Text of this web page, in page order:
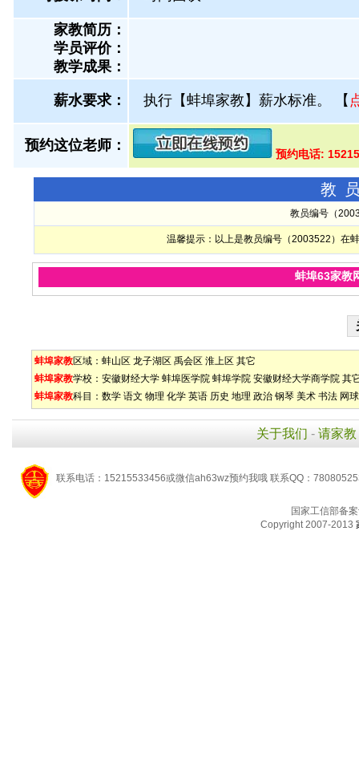
家教简历：
学员评价：
教学成果：
薪水要求： 执行【蚌埠家教】薪水标准。 【
预约这位老师：
预约电话:
教
教员编号（
温馨提示：以上是教员编号（2003522）在
蚌埠63家教
蚌埠家教区域： 蚌山区 龙子湖区 禹会区 淮上区 其它
蚌埠家教学校： 安徽财经大学 蚌埠医学院 蚌埠学院 安徽财经大学商学院 其
蚌埠家教科目： 数学 语文 物理 化学 英语 历史 地理 政治 钢琴 美术 书法 网球
关于我们 - 请家教
联系电话：15215533456或微信ah63wz预约我哦 联系QQ：
国家工信部备
Copyright 2007-2013